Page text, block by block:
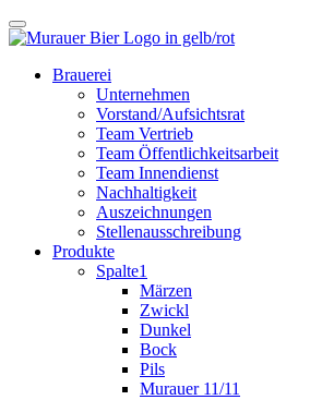
Brauerei
Unternehmen
Vorstand/Aufsichtsrat
Team Vertrieb
Team Öffentlichkeitsarbeit
Team Innendienst
Nachhaltigkeit
Auszeichnungen
Stellenausschreibung
Produkte
Spalte1
Märzen
Zwickl
Dunkel
Bock
Pils
Murauer 11/11